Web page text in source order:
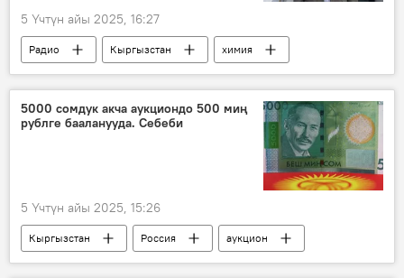
5 Үчтүн айы 2025, 16:27
Радио Кыргызстан
химия
өндүрүш
колдоо
Улукман Мамытов
5000 сомдук акча аукциондо 500 миң
рублге бааланууда. Себеби
5 Үчтүн айы 2025, 15:26
Кыргызстан Россия
аукцион
купюра
кымбат